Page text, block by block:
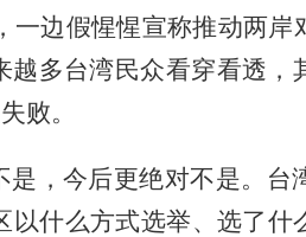
一边假惺惺宣称推动两岸
多台湾民众看穿看透，
败。
，今后更绝对不是。台
什么方式选举、选了什